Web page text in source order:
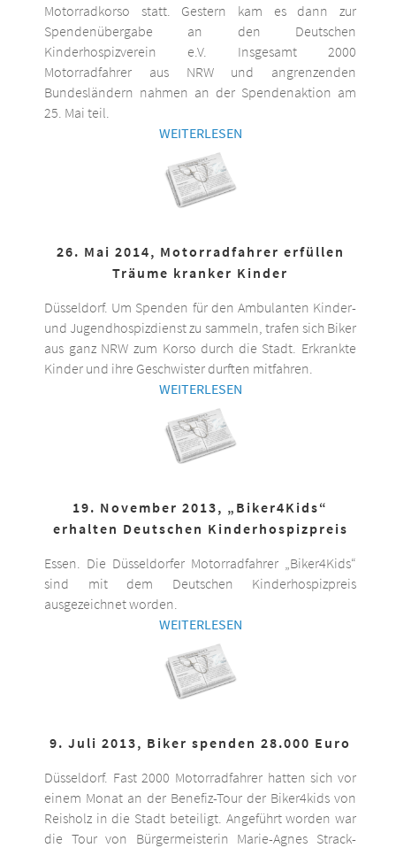
Motorradkorso statt. Gestern kam es dann zur
Spendenübergabe an den Deutschen
Kinderhospizverein e.V. Insgesamt 2000
Motorradfahrer aus NRW und angrenzenden
Bundesländern nahmen an der Spendenaktion am
25. Mai teil.
WEITERLESEN
26. Mai 2014, Motorradfahrer erfüllen
Träume kranker Kinder
Düsseldorf. Um Spenden für den Ambulanten Kinder-
und Jugendhospizdienst zu sammeln, trafen sich Biker
aus ganz NRW zum Korso durch die Stadt. Erkrankte
Kinder und ihre Geschwister durften mitfahren.
WEITERLESEN
19. November 2013, „Biker4Kids“
erhalten Deutschen Kinderhospizpreis
Essen. Die Düsseldorfer Motorradfahrer „Biker4Kids“
sind mit dem Deutschen Kinderhospizpreis
ausgezeichnet worden.
WEITERLESEN
9. Juli 2013, Biker spenden 28.000 Euro
Düsseldorf. Fast 2000 Motorradfahrer hatten sich vor
einem Monat an der Benefiz-Tour der Biker4kids von
Reisholz in die Stadt beteiligt. Angeführt worden war
die Tour von Bürgermeisterin Marie-Agnes Strack-